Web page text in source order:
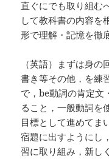
直ぐにでも取り組む
して教科書の内容を
形で理解・記憶を徹
（英語）まずは身
書き等その他，を練
で，be動詞の肯定文
ること，一般動詞を
目標として進めてま
宿題に出すようにし
習に取り組み，新し